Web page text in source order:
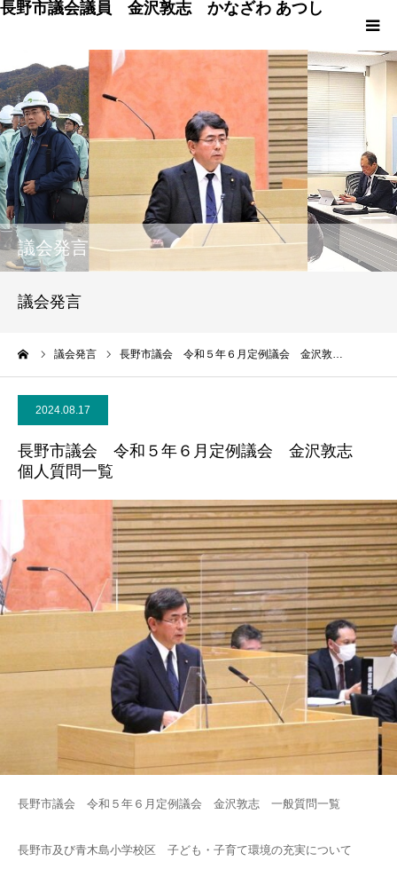
長野市議会議員 金沢敦志 かなざわ あつし
議会発言
議会発言
議会発言 長野市議会 令和５年６月定例議会 金沢敦…
2024.08.17
長野市議会 令和５年６月定例議会 金沢敦志
個人質問一覧
長野市議会 令和５年６月定例議会 金沢敦志 一般質問一覧
長野市及び青木島小学校区 子ども・子育て環境の充実について
HOME
プロフィール
ブログ
政策
長野市百景